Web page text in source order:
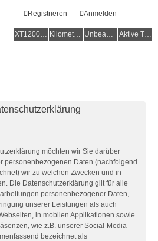
Anmelden
Registrieren
XT1200Z-Wiki Kilometerstatistik Unbeantwortete Themen Aktive Themen
Super Ténéré
möchten wir Sie darüber
personenbezogenen Daten (nachfolgend
wir zu welchen Zwecken und in
Die Datenschutzerklärung gilt für alle
personenbezogener Daten,
unserer Leistungen als auch
in mobilen Applikationen sowie
wie z.B. unserer Social-Media-
bezeichnet als